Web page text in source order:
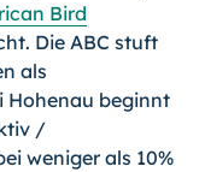
Bird
Die ABC stuft
als
Hohenau beginnt
/
weniger als 10%